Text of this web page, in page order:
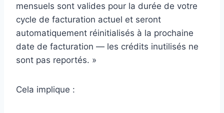
mensuels sont valides pour la durée de votre
cycle de facturation actuel et seront
automatiquement réinitialisés à la prochaine
date de facturation — les crédits inutilisés ne
sont pas reportés. »
Cela implique :